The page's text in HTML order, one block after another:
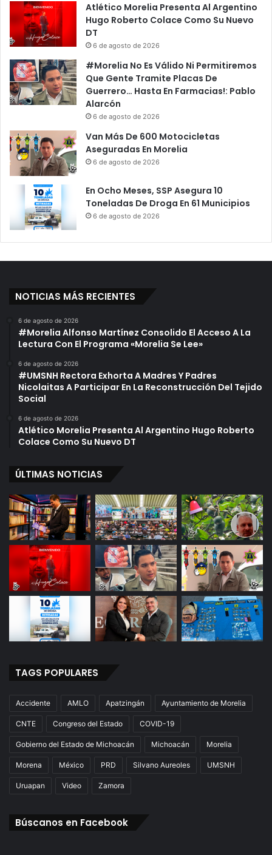
Atlético Morelia Presenta Al Argentino
Hugo Roberto Colace Como Su Nuevo
DT
6 de agosto de 2026
#Morelia No Es Válido Ni Permitiremos
Que Gente Tramite Placas De
Guerrero… Hasta En Farmacias!: Pablo
Alarcón
6 de agosto de 2026
Van Más De 600 Motocicletas
Aseguradas En Morelia
6 de agosto de 2026
En Ocho Meses, SSP Asegura 10
Toneladas De Droga En 61 Municipios
6 de agosto de 2026
NOTICIAS MÁS RECIENTES
6 de agosto de 2026
#Morelia Alfonso Martínez Consolido El Acceso A La
Lectura Con El Programa «Morelia Se Lee»
6 de agosto de 2026
#UMSNH Rectora Exhorta A Madres Y Padres
Nicolaitas A Participar En La Reconstrucción Del Tejido
Social
6 de agosto de 2026
Atlético Morelia Presenta Al Argentino Hugo Roberto
Colace Como Su Nuevo DT
ÚLTIMAS NOTICIAS
TAGS POPULARES
Accidente AMLO Apatzingán Ayuntamiento de Morelia
CNTE Congreso del Estado COVID-19
Gobierno del Estado de Michoacán Michoacán Morelia
Morena México PRD Silvano Aureoles UMSNH
Uruapan Video Zamora
Búscanos en Facebook